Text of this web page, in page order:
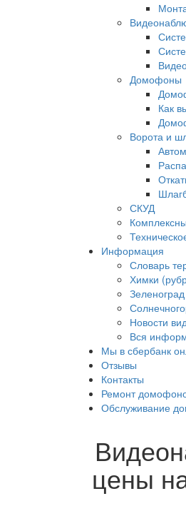
Домофоны
Как
Ворота и
СКУД
Информация
Словарь
Химки
Новости
Вся
Мы в сбербанк
Отзывы
Контакты
Ремонт
Обслуживание
цены